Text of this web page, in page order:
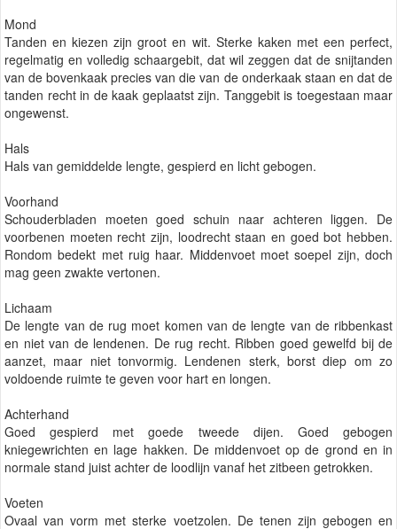
Mond
Tanden en kiezen zijn groot en wit. Sterke kaken met een perfect,
regelmatig en volledig schaargebit, dat wil zeggen dat de snijtanden
van de bovenkaak precies van die van de onderkaak staan en dat de
tanden recht in de kaak geplaatst zijn. Tanggebit is toegestaan maar
ongewenst.
Hals
Hals van gemiddelde lengte, gespierd en licht gebogen.
Voorhand
Schouderbladen moeten goed schuin naar achteren liggen. De
voorbenen moeten recht zijn, loodrecht staan en goed bot hebben.
Rondom bedekt met ruig haar. Middenvoet moet soepel zijn, doch
mag geen zwakte vertonen.
Lichaam
De lengte van de rug moet komen van de lengte van de ribbenkast
en niet van de lendenen. De rug recht. Ribben goed gewelfd bij de
aanzet, maar niet tonvormig. Lendenen sterk, borst diep om zo
voldoende ruimte te geven voor hart en longen.
Achterhand
Goed gespierd met goede tweede dijen. Goed gebogen
kniegewrichten en lage hakken. De middenvoet op de grond en in
normale stand juist achter de loodlijn vanaf het zitbeen getrokken.
Voeten
Ovaal van vorm met sterke voetzolen. De tenen zijn gebogen en